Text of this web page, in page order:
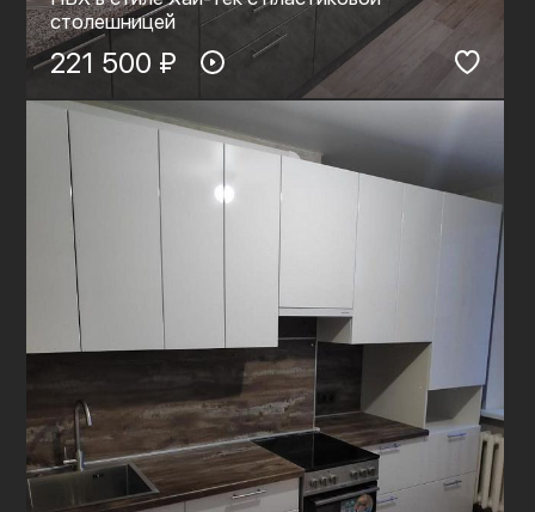
столешницей
221 500 ₽